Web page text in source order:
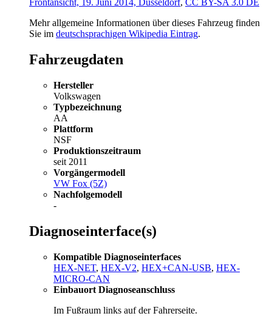
Frontansicht, 19. Juni 2014, Düsseldorf, CC BY-SA 3.0 DE
Mehr allgemeine Informationen über dieses Fahrzeug finden
Sie im deutschsprachigen Wikipedia Eintrag.
Fahrzeugdaten
Hersteller
Volkswagen
Typbezeichnung
AA
Plattform
NSF
Produktionszeitraum
seit 2011
Vorgängermodell
VW Fox (5Z)
Nachfolgemodell
-
Diagnoseinterface(s)
Kompatible Diagnoseinterfaces
HEX-NET, HEX-V2, HEX+CAN-USB, HEX-
MICRO-CAN
Einbauort Diagnoseanschluss
Im Fußraum links auf der Fahrerseite.